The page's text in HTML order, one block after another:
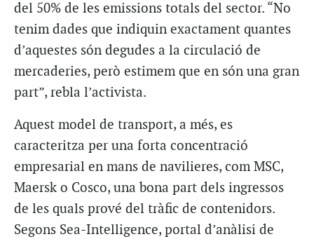
del 50% de les emissions totals del sector. “No
tenim dades que indiquin exactament quantes
d’aquestes són degudes a la circulació de
mercaderies, però estimem que en són una gran
part”, rebla l’activista.
Aquest model de transport, a més, es
caracteritza per una forta concentració
empresarial en mans de navilieres, com MSC,
Maersk o Cosco, una bona part dels ingressos
de les quals prové del tràfic de contenidors.
Segons Sea-Intelligence, portal d’anàlisi de